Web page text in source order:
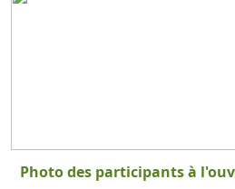
Photo des participants à